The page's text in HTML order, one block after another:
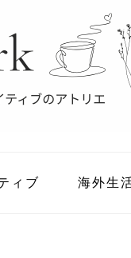
ィブ 海外生